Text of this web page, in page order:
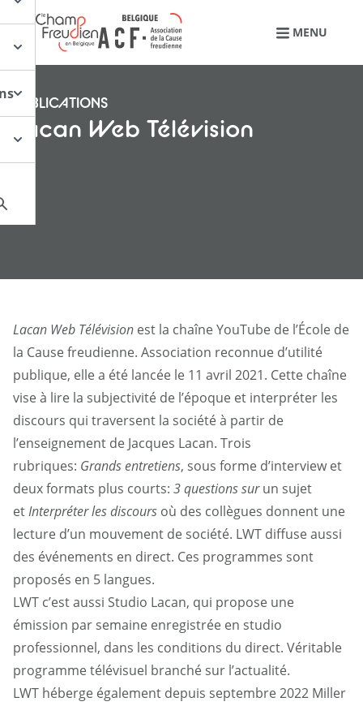
Retourner à l'accueil
MENU
Lacan Web Télévision
PUBLICATIONS
Lacan Web Télévision est la chaîne YouTube de l’École de
la Cause freudienne. Association reconnue d’utilité
publique, elle a été lancée le 11 avril 2021. Cette chaîne
vise à lire la subjectivité de l’époque et interpréter les
discours qui traversent la société à partir de
l’enseignement de Jacques Lacan. Trois
rubriques: Grands entretiens, sous forme d’interview et
deux formats plus courts: 3 questions surun sujet
et Interpréter les discours où des collègues donnent une
lecture d’un mouvement de société. LWT diffuse aussi
des événements en direct. Ces programmes sont
proposés en 5 langues.
LWT c’est aussi Studio Lacan, qui propose une
émission par semaine enregistrée en studio
professionnel, dans les conditions du direct. Véritable
programme télévisuel branché sur l’actualité.
LWT héberge également depuis septembre 2022 Miller